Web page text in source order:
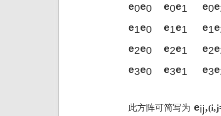
e0e0 e0e1 e0e
e1e0 e1e1 e1e
e2e0 e2e1 e2e
e3e0 e3e1 e3e
此方阵可简写为 eij,